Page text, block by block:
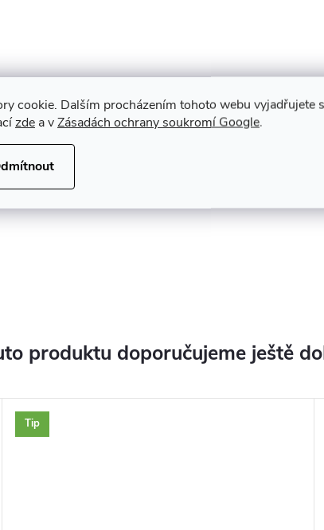
cookie. Dalším procházením tohoto webu vyjadřujete
zde a vZásadách ochrany soukromí Google.
produktu doporučujeme ještě
Tip